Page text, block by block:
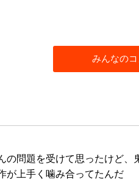
みんなの
の問題を受けて思ったけど、
が上手く噛み合ってたんだ